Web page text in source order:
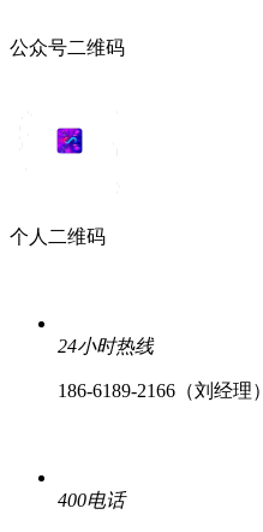
公众号二维码
个人二维码
24小时热线
186-6189-2166（刘经理）
400电话